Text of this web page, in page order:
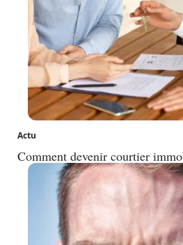
Actu
Comment devenir courtier